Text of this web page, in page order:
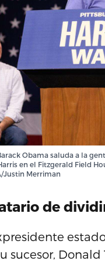
Obama saluda a la
en el Fitzgerald Field
Justin Merriman
de
sucesor,